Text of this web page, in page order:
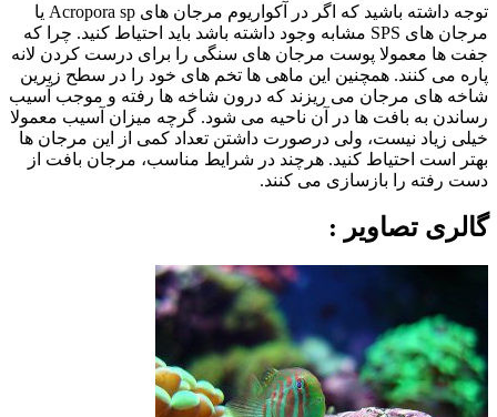
توجه داشته باشید که اگر در آکواریوم مرجان های Acropora sp یا
مرجان های SPS مشابه وجود داشته باشد باید احتیاط کنید. چرا که
جفت ها معمولا پوست مرجان های سنگی را برای درست کردن لانه
پاره می کنند. همچنین این ماهی ها تخم های خود را در سطح زیرین
شاخه های مرجان می ریزند که درون شاخه ها رفته و موجب آسیب
رساندن به بافت ها در آن ناحیه می شود. گرچه میزان آسیب معمولا
خیلی زیاد نیست، ولی درصورت داشتن تعداد کمی از این مرجان ها
بهتر است احتیاط کنید. هرچند در شرایط مناسب، مرجان بافت از
دست رفته را بازسازی می کنند.
گالری تصاویر :